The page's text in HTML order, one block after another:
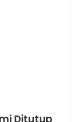
Ditutup